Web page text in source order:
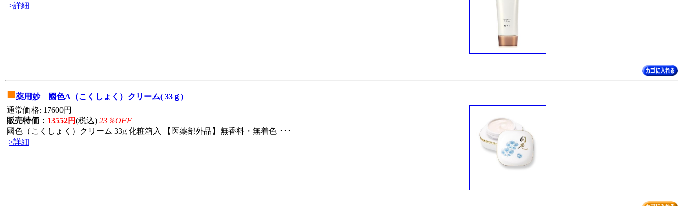
>詳細
■薬用妙 國色A（こくしょく）クリーム( 33ｇ)
通常価格: 17600円
販売特価： 13552円(税込) 23％OFF
國色（こくしょく）クリーム 33g 化粧箱入 【医薬部外品】無香料・無着色 ･･･
>詳細